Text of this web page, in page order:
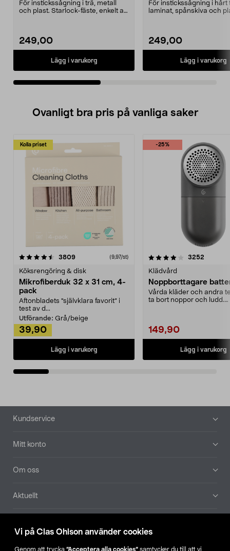
Vi på Clas Ohlson använder cookies
Genom att trycka ”Acceptera alla cookies” samtycker du till att vi
För instickssågning i trä, metall
och plast. Starlock-fäste, enkelt att
249,00
Lägg i varukorg
För instickssågning i hårt
laminat, spånskiva och
249,00
Lägg i varukorg
Ovanligt bra pris på vanliga saker
Kolla priset
3809recensioner (9,97/st)
Köksrengöring & disk
Mikrofiberduk 32 x 31 cm, 4-
pack
Aftonbladets "självklara favorit” i
test av d...
Utförande: Grå/beige
39,90
Lägg i varukorg
-25%
4.0av 5 stjärnor 3252
Klädvård
Noppborttagare
Vårda kläder och andra
ta bort noppor och ludd.
149,90
Lägg i varukorg
4.5av 5 stjärnor
Sidfot
Kundservice
Mitt konto
Om oss
Aktuellt
Hitta butik